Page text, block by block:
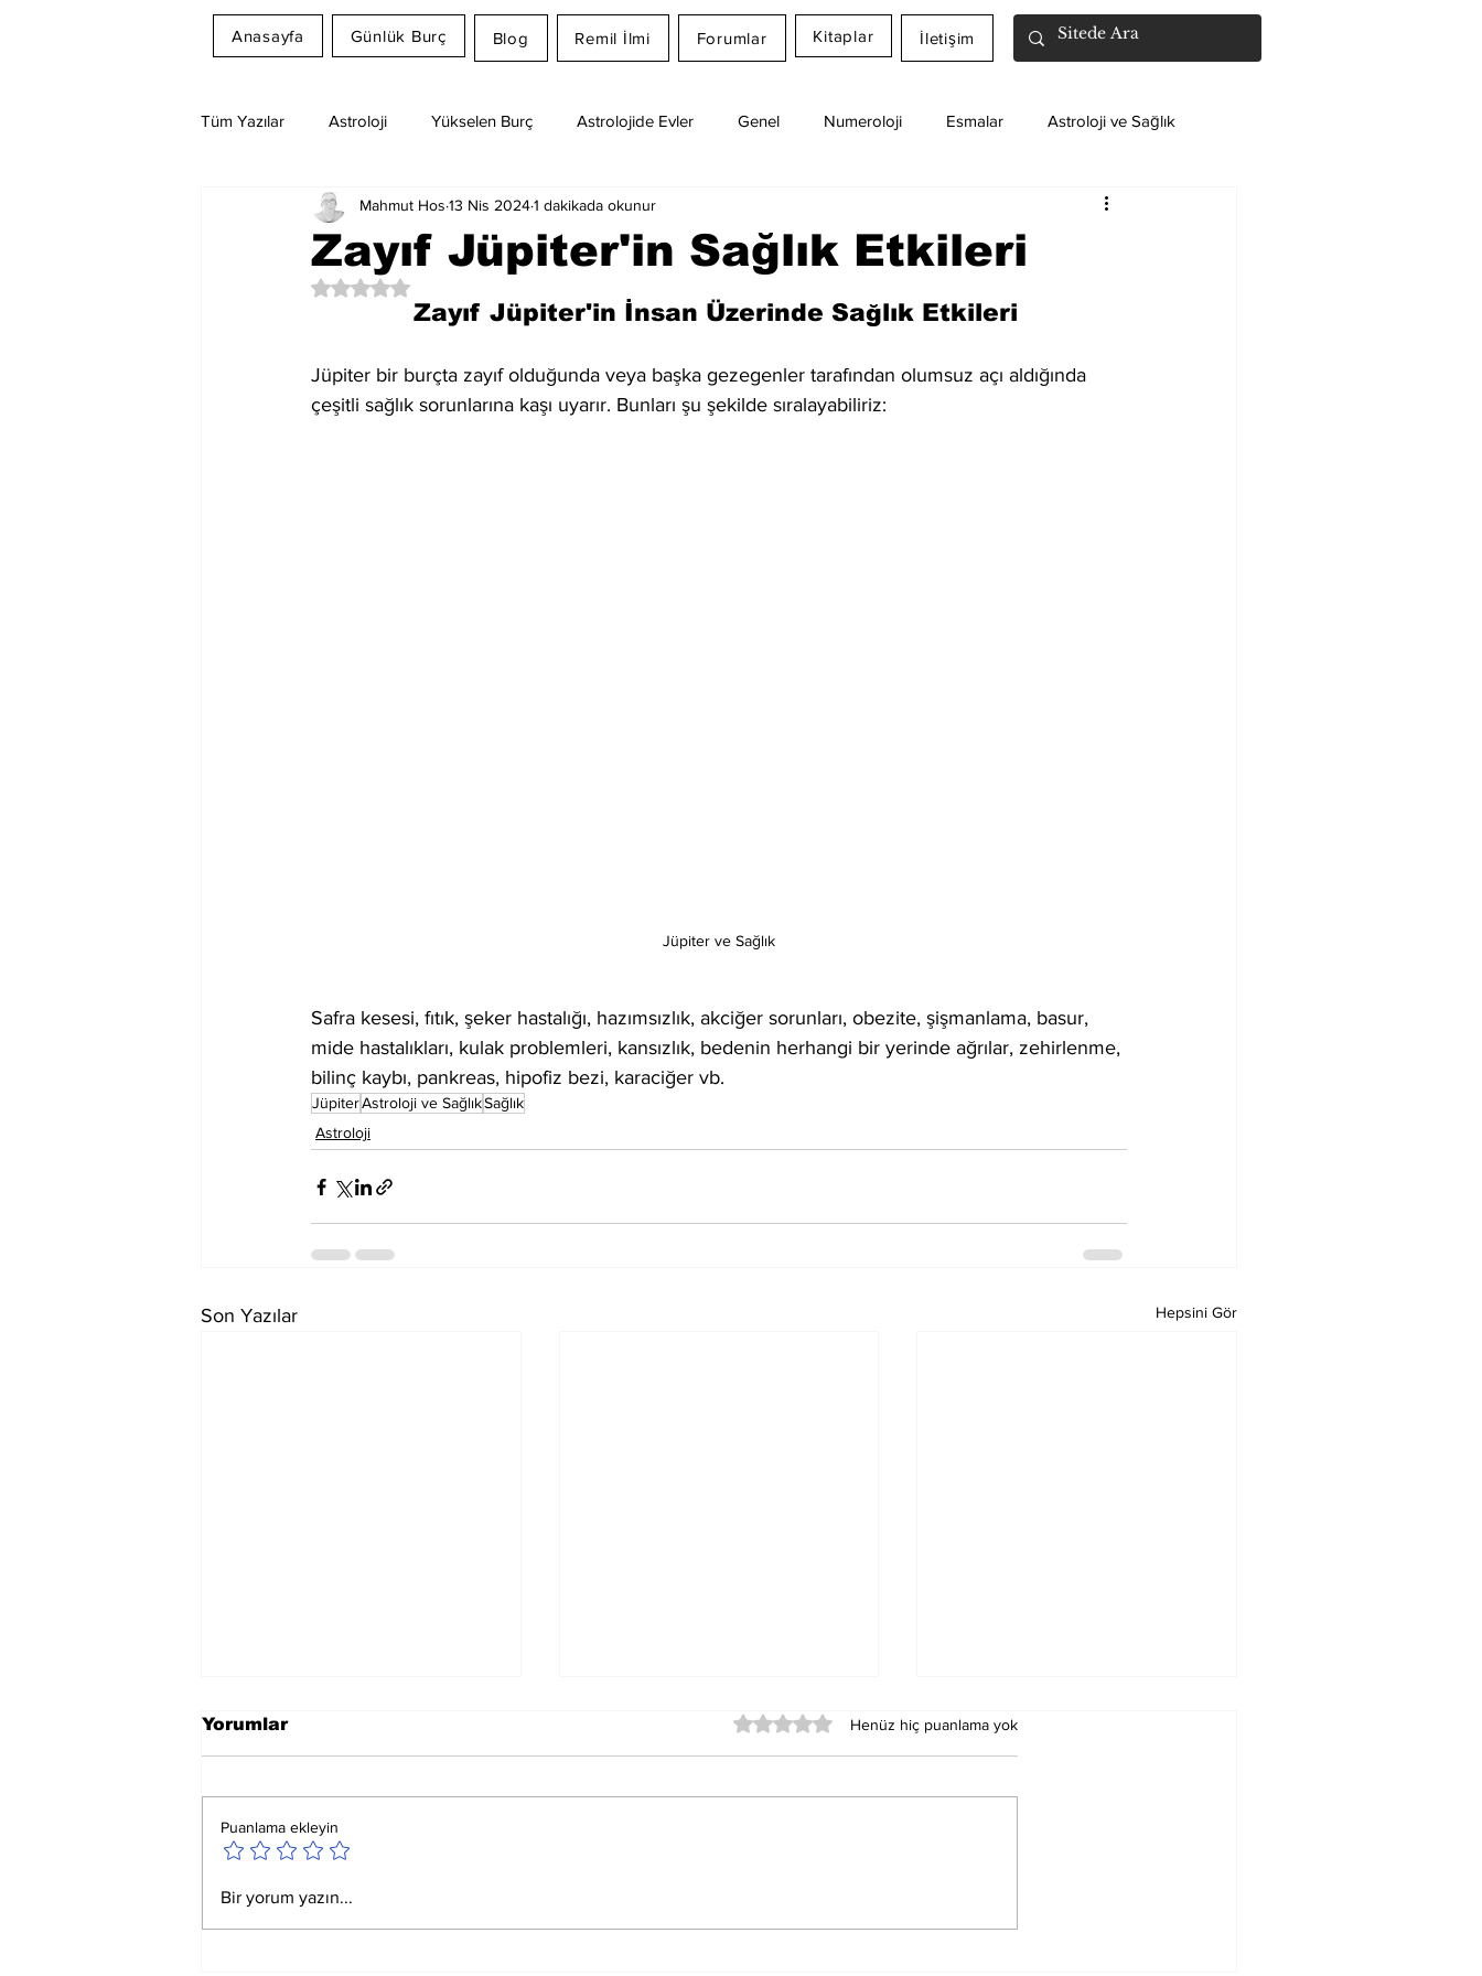
Anasayfa Günlük Burç Blog Remil İlmi Forumlar Kitaplar İletişim
Tüm Yazılar Astroloji Yükselen Burç Astrolojide Evler Genel Numeroloji Esmalar Astroloji ve Sağlık
Rüya Tabirleri Ay Burcu Günlük Burç Yorumları
Zayıf Jüpiter'in Sağlık Etkileri
Mahmut Hos 13 Nis 20241 dakikada okunur
5 üzerinden NaN yıldız
Zayıf Jüpiter'in İnsan Üzerinde Sağlık Etkileri
Jüpiter bir burçta zayıf olduğunda veya başka gezegenler tarafından olumsuz açı aldığında
çeşitli sağlık sorunlarına kaşı uyarır. Bunları şu şekilde sıralayabiliriz:
Jüpiter ve Sağlık
Safra kesesi, fıtık, şeker hastalığı, hazımsızlık, akciğer sorunları, obezite, şişmanlama, basur,
mide hastalıkları, kulak problemleri, kansızlık, bedenin herhangi bir yerinde ağrılar, zehirlenme,
bilinç kaybı, pankreas, hipofiz bezi, karaciğer vb.
JüpiterAstroloji ve SağlıkSağlık
Astroloji
Son Yazılar Hepsini Gör
Ay Yay Burcunda
Akreplere Etkileri
Okunacak Esmalar
Yorumlar 5 üzerinden 0 yıldızHenüz hiç puanlama yok
Puanlama ekleyin
Bir yorum yazın...